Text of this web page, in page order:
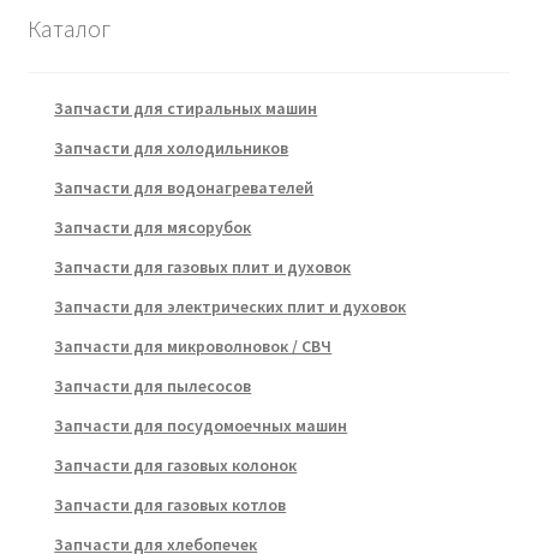
Каталог
Запчасти для стиральных машин
Запчасти для холодильников
Запчасти для водонагревателей
Запчасти для мясорубок
Запчасти для газовых плит и духовок
Запчасти для электрических плит и духовок
Запчасти для микроволновок / СВЧ
Запчасти для пылесосов
Запчасти для посудомоечных машин
Запчасти для газовых колонок
Запчасти для газовых котлов
Запчасти для хлебопечек